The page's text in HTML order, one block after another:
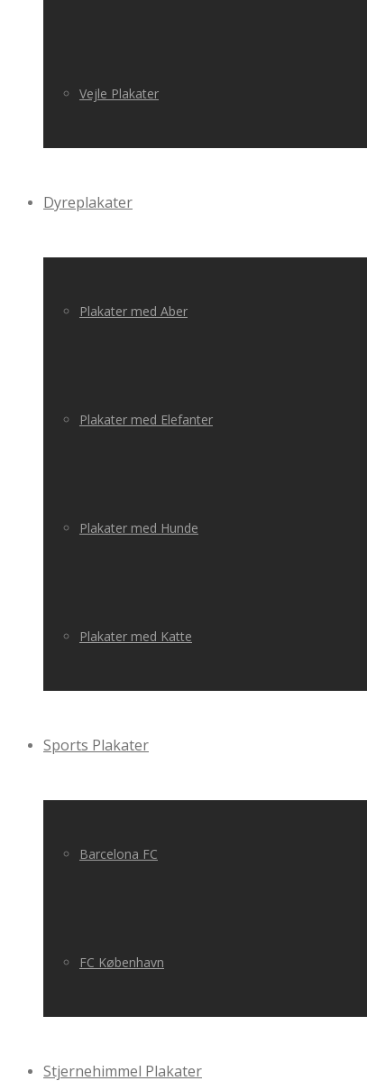
Vejle Plakater
Dyreplakater
Plakater med Aber
Plakater med Elefanter
Plakater med Hunde
Plakater med Katte
Sports Plakater
Barcelona FC
FC København
Stjernehimmel Plakater